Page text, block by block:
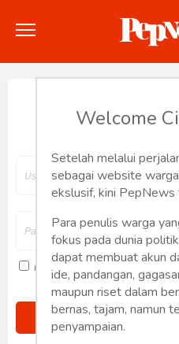
Politik
Hankam
Internasional
Bisnis
Hey,
Ingat saya
Welcome
Setelah melalui
sebagai website
ekslusif, kini
Para penulis warga
fokus pada dunia
dapat membuat akun
ide, pandangan,
maupun riset dalam
bernas, tajam, namun
penyampaian.